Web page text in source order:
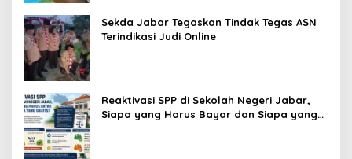
Sekda Jabar Tegaskan Tindak Tegas ASN
Terindikasi Judi Online
Reaktivasi SPP di Sekolah Negeri Jabar,
Siapa yang Harus Bayar dan Siapa yang